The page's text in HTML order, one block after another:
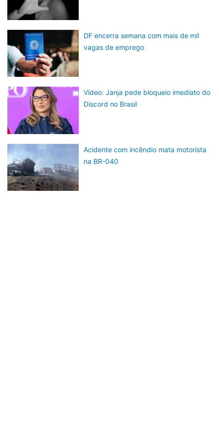
DF encerra semana com mais de mil
vagas de emprego
Vídeo: Janja pede bloqueio imediato do
Discord no Brasil
Acidente com incêndio mata motorista
na BR-040